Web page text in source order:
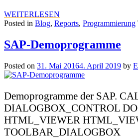
WEITERLESEN
Posted in Blog, Reports, Programmierung
SAP-Demoprogramme
Posted on 31. Mai 20164. April 2019 by
Demoprogramme der SAP.
DIALOGBOX_CONTROL
HTML_VIEWER
TOOLBAR_DIALOGBOX